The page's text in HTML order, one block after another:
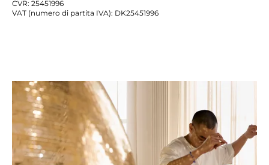
CVR: 25451996
VAT (numero di partita IVA): DK25451996